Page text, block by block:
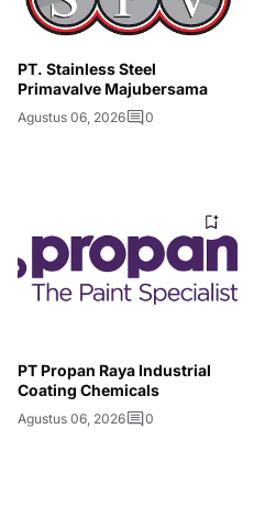
PT. Stainless Steel
Primavalve Majubersama
Agustus 06, 2026 0
PT Propan Raya Industrial
Coating Chemicals
Agustus 06, 2026 0